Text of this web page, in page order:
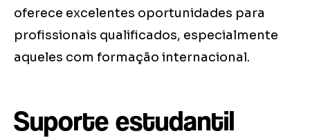
oferece excelentes oportunidades para
profissionais qualificados, especialmente
aqueles com formação internacional.
Suporte estudantil